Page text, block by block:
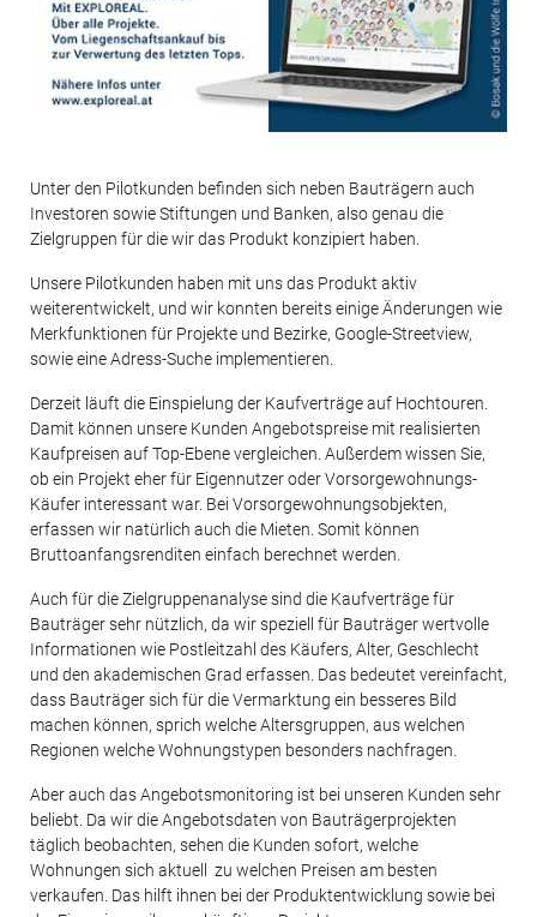
Unter den Pilotkunden befinden sich neben Bauträgern auch
Investoren sowie Stiftungen und Banken, also genau die
Zielgruppen für die wir das Produkt konzipiert haben.
Unsere Pilotkunden haben mit uns das Produkt aktiv
weiterentwickelt, und wir konnten bereits einige Änderungen wie
Merkfunktionen für Projekte und Bezirke, Google-Streetview,
sowie eine Adress-Suche implementieren.
Derzeit läuft die Einspielung der Kaufverträge auf Hochtouren.
Damit können unsere Kunden Angebotspreise mit realisierten
Kaufpreisen auf Top-Ebene vergleichen. Außerdem wissen Sie,
ob ein Projekt eher für Eigennutzer oder Vorsorgewohnungs-
Käufer interessant war. Bei Vorsorgewohnungsobjekten,
erfassen wir natürlich auch die Mieten. Somit können
Bruttoanfangsrenditen einfach berechnet werden.
Auch für die Zielgruppenanalyse sind die Kaufverträge für
Bauträger sehr nützlich, da wir speziell für Bauträger wertvolle
Informationen wie Postleitzahl des Käufers, Alter, Geschlecht
und den akademischen Grad erfassen. Das bedeutet vereinfacht,
dass Bauträger sich für die Vermarktung ein besseres Bild
machen können, sprich welche Altersgruppen, aus welchen
Regionen welche Wohnungstypen besonders nachfragen.
Aber auch das Angebotsmonitoring ist bei unseren Kunden sehr
beliebt. Da wir die Angebotsdaten von Bauträgerprojekten
täglich beobachten, sehen die Kunden sofort, welche
Wohnungen sich aktuell zu welchen Preisen am besten
verkaufen. Das hilft ihnen bei der Produktentwicklung sowie bei